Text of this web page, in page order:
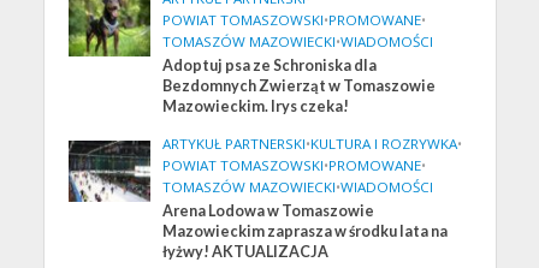
POWIAT TOMASZOWSKI•PROMOWANE•
TOMASZÓW MAZOWIECKI•WIADOMOŚCI
Adoptuj psa ze Schroniska dla
Bezdomnych Zwierząt w Tomaszowie
Mazowieckim. Irys czeka!
ARTYKUŁ PARTNERSKI•KULTURA I ROZRYWKA•
POWIAT TOMASZOWSKI•PROMOWANE•
TOMASZÓW MAZOWIECKI•WIADOMOŚCI
Arena Lodowa w Tomaszowie
Mazowieckim zaprasza w środku lata na
łyżwy! AKTUALIZACJA